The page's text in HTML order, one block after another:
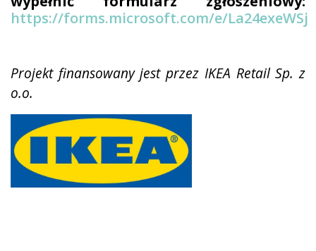
https://forms.microsoft.com/e/La24exeWSj
Projekt finansowany jest przez IKEA Retail Sp. z
o.o.